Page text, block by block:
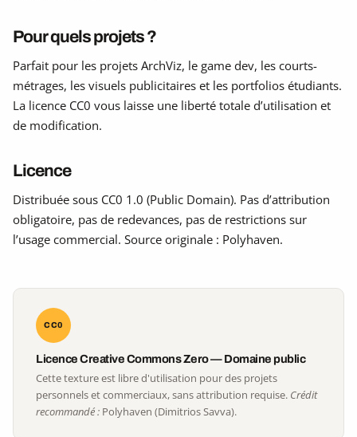
Pour quels projets ?
Parfait pour les projets ArchViz, le game dev, les courts-
métrages, les visuels publicitaires et les portfolios étudiants.
La licence CC0 vous laisse une liberté totale d’utilisation et
de modification.
Licence
Distribuée sous CC0 1.0 (Public Domain). Pas d’attribution
obligatoire, pas de redevances, pas de restrictions sur
l’usage commercial. Source originale : Polyhaven.
CC0
Licence Creative Commons Zero — Domaine public
Cette texture est libre d'utilisation pour des projets
personnels et commerciaux, sans attribution requise. Crédit
recommandé : Polyhaven (Dimitrios Savva).